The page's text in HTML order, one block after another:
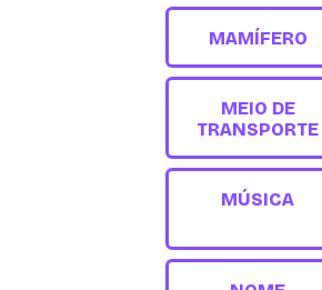
MAMÍFERO
MEIO DE
TRANSPORTE
MÚSICA